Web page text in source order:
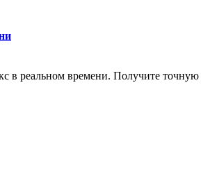
в реальном времени. Получите